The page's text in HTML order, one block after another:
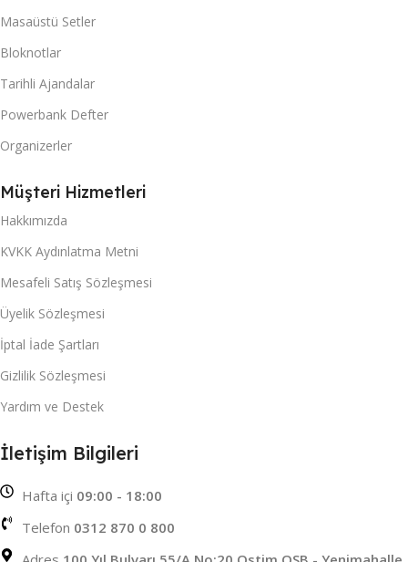
Masaüstü Setler
Bloknotlar
Tarihli Ajandalar
Powerbank Defter
Organizerler
Müşteri Hizmetleri
Hakkımızda
KVKK Aydınlatma Metni
Mesafeli Satış Sözleşmesi
Üyelik Sözleşmesi
İptal İade Şartları
Gizlilik Sözleşmesi
Yardım ve Destek
İletişim Bilgileri
Hafta içi 09:00 - 18:00
Telefon 0312 870 0 800